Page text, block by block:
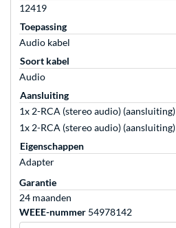
12419
Toepassing
Audio kabel
Soort kabel
Audio
Aansluiting
1x 2-RCA (stereo audio) (aansluiting)
1x 2-RCA (stereo audio) (aansluiting)
Eigenschappen
Adapter
Garantie
24 maanden
WEEE-nummer 54978142